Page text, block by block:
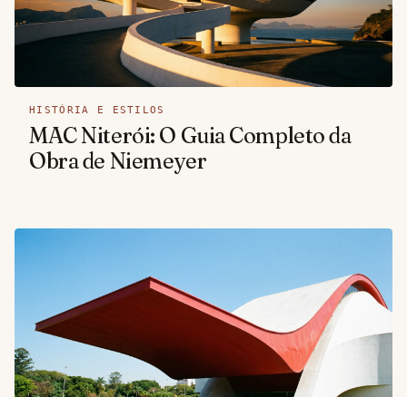
HISTÓRIA E ESTILOS
MAC Niterói: O Guia Completo da
Obra de Niemeyer